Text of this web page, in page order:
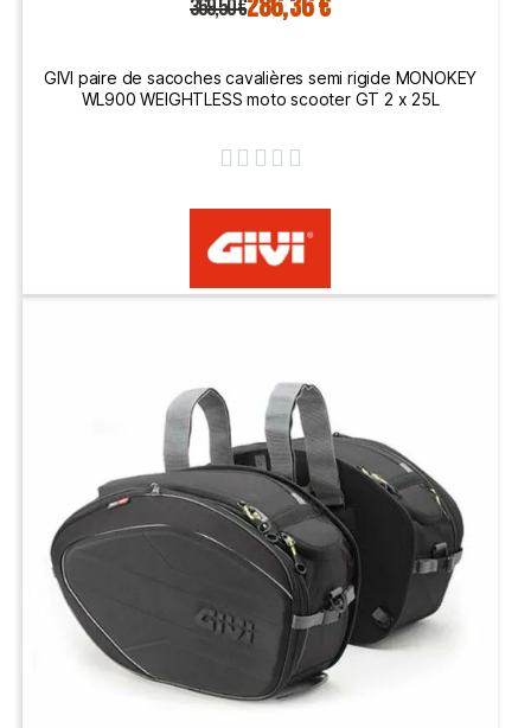
369,50 €286,36 €
GIVI paire de sacoches cavalières semi rigide MONOKEY
WL900 WEIGHTLESS moto scooter GT 2 x 25L
    